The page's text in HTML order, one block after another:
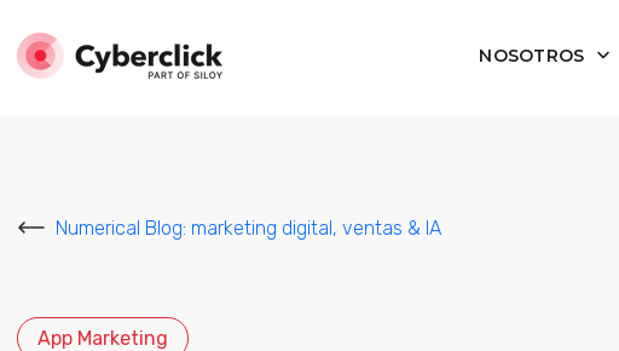
NOSOTROS
Numerical Blog: marketing digital, ventas & IA
App Marketing